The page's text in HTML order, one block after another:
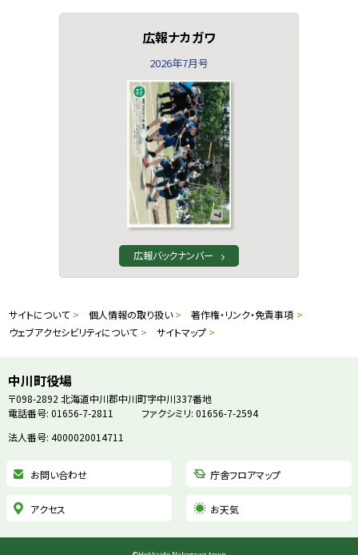
広報ナカガワ
2026年7月号
広報バックナンバー
文
る
メ
ニ
サ
ト
情
サイトについて 個人情報の取り扱い
著作権・リンク・免責事項
ウェブアクセシビリティについて
サイトマップ
中川町役場
〒098-2892 北海道中川郡中川町字中川337番地
電話番号: 01656-7-2811
ファクシミリ: 01656-7-2594
法人番号: 4000020014711
お問い合わせ 庁舎フロアマップ
アクセス お天気